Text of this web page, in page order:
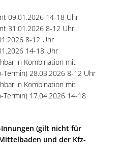
09.01.2026 14-18 Uhr
31.01.2026 8-12 Uhr
8-12 Uhr
14-18 Uhr
in Kombination mit
28.03.2026 8-12 Uhr
in Kombination mit
17.04.2026 14-18
(gilt nicht für
und der Kfz-